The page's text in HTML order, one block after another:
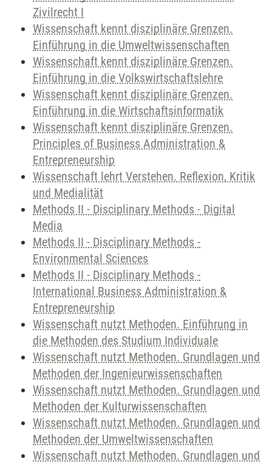
Zivilrecht I
Wissenschaft kennt disziplinäre Grenzen.
Einführung in die Umweltwissenschaften
Wissenschaft kennt disziplinäre Grenzen.
Einführung in die Volkswirtschaftslehre
Wissenschaft kennt disziplinäre Grenzen.
Einführung in die Wirtschaftsinformatik
Wissenschaft kennt disziplinäre Grenzen.
Principles of Business Administration &
Entrepreneurship
Wissenschaft lehrt Verstehen. Reflexion, Kritik
und Medialität
Methods II - Disciplinary Methods - Digital
Media
Methods II - Disciplinary Methods -
Environmental Sciences
Methods II - Disciplinary Methods -
International Business Administration &
Entrepreneurship
Wissenschaft nutzt Methoden. Einführung in
die Methoden des Studium Individuale
Wissenschaft nutzt Methoden. Grundlagen und
Methoden der Ingenieurwissenschaften
Wissenschaft nutzt Methoden. Grundlagen und
Methoden der Kulturwissenschaften
Wissenschaft nutzt Methoden. Grundlagen und
Methoden der Umweltwissenschaften
Wissenschaft nutzt Methoden. Grundlagen und